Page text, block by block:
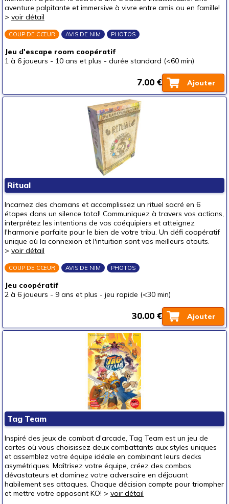
aventure palpitante et immersive à vivre entre amis ou en famille!
> voir détail
COUP DE CŒUR AVIS DE NIM PHOTOS
Jeu d'escape room coopératif
1 à 6 joueurs - 10 ans et plus - durée standard (<60 min)
Ajouter
7.00 €
Ritual
Incarnez des chamans et accomplissez un rituel sacré en 6
étapes dans un silence total! Communiquez à travers vos actions,
interprétez les intentions de vos coéquipiers et atteignez
l'harmonie parfaite pour le bien de votre tribu. Un défi coopératif
unique où la connexion et l'intuition sont vos meilleurs atouts.
> voir détail
COUP DE CŒUR AVIS DE NIM PHOTOS
Jeu coopératif
2 à 6 joueurs - 9 ans et plus - jeu rapide (<30 min)
Ajouter
30.00 €
Tag Team
Inspiré des jeux de combat d'arcade, Tag Team est un jeu de
cartes où vous choisissez deux combattants aux styles uniques
et assemblez votre équipe idéale en combinant leurs decks
asymétriques. Maîtrisez votre équipe, créez des combos
dévastateurs et dominez votre adversaire en déjouant
habilement ses attaques. Chaque décision compte pour triompher
et mettre votre opposant KO! > voir détail